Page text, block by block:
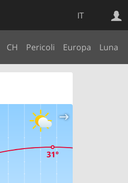
IT
CH Pericoli Europa Luna
Web